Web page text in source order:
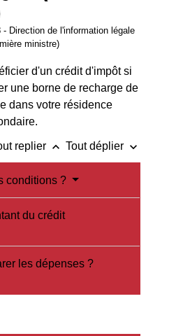
Direction de l'information légale
ministre)
d'un crédit d'impôt si
une borne de recharge de
dans votre résidence
replier keyboard_arrow_up Tout déplier keyboard_arrow_down
conditions ?
du crédit
les dépenses ?